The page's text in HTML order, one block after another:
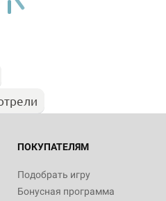
ПОКУПАТЕЛЯМ
Подобрать игру
Бонусная программа